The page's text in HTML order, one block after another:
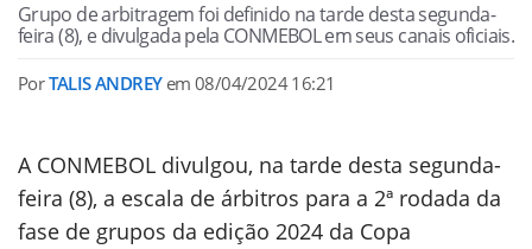
Grupo de arbitragem foi definido na tarde desta segunda-
feira (8), e divulgada pela CONMEBOL em seus canais oficiais.
PorTALIS ANDREYem08/04/2024 16:21
A CONMEBOL divulgou, na tarde desta segunda-
feira (8), a escala de árbitros para a 2ª rodada da
fase de grupos da edição 2024 da Copa